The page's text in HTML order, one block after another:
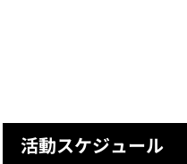
活動スケジュール